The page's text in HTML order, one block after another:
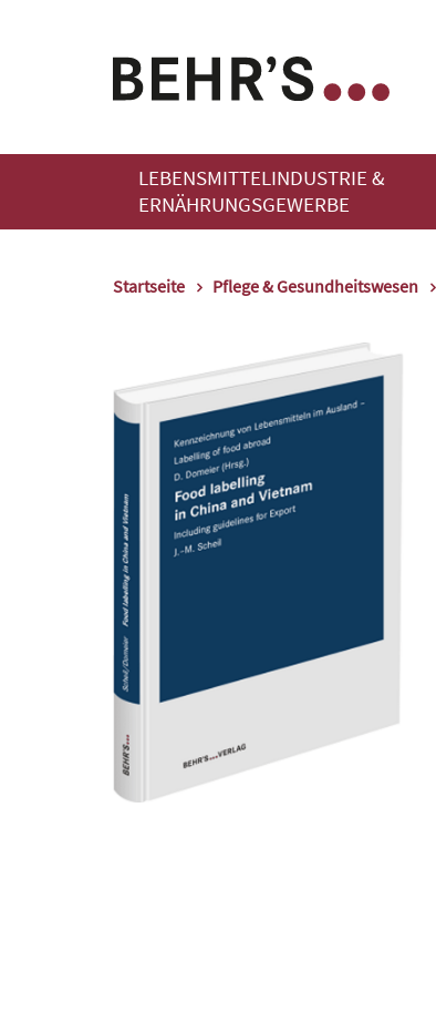
LEBENSMITTELINDUSTRIE &
ERNÄHRUNGSGEWERBE
Startseite Pflege & Gesundheitswesen